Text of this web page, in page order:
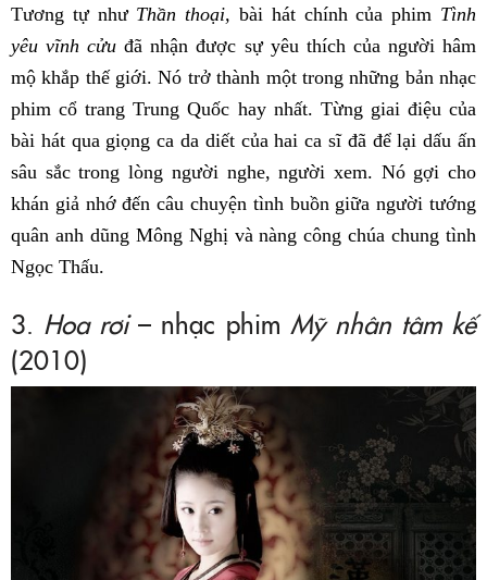
Tương tự như Thần thoại, bài hát chính của phim Tình
yêu vĩnh cửu đã nhận được sự yêu thích của người hâm
mộ khắp thế giới. Nó trở thành một trong những bản nhạc
phim cổ trang Trung Quốc hay nhất. Từng giai điệu của
bài hát qua giọng ca da diết của hai ca sĩ đã để lại dấu ấn
sâu sắc trong lòng người nghe, người xem. Nó gợi cho
khán giả nhớ đến câu chuyện tình buồn giữa người tướng
quân anh dũng Mông Nghị và nàng công chúa chung tình
Ngọc Thấu.
3. Hoa rơi– nhạc phim Mỹ nhân tâm kế
(2010)